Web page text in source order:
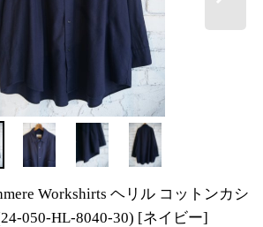
Workshirts ヘリル コットンカシ
050-HL-8040-30) [ネイビー]